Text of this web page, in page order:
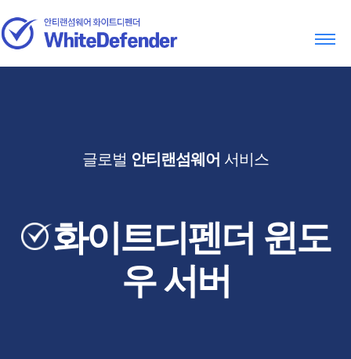
글로벌 안티랜섬웨어 서비스
화이트디펜더 윈도
우 서버